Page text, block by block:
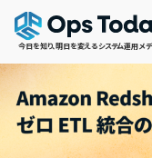
今日を知り、明日を変えるシステム運用メデ